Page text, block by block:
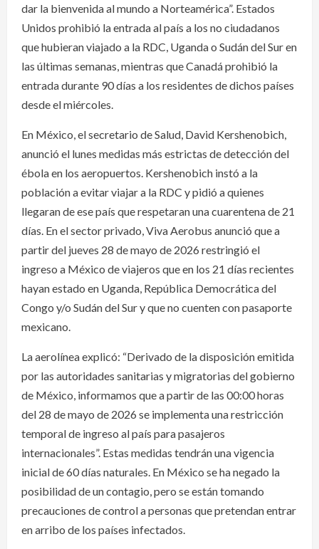
dar la bienvenida al mundo a Norteamérica”. Estados
Unidos prohibió la entrada al país a los no ciudadanos
que hubieran viajado a la RDC, Uganda o Sudán del Sur en
las últimas semanas, mientras que Canadá prohibió la
entrada durante 90 días a los residentes de dichos países
desde el miércoles.
En México, el secretario de Salud, David Kershenobich,
anunció el lunes medidas más estrictas de detección del
ébola en los aeropuertos. Kershenobich instó a la
población a evitar viajar a la RDC y pidió a quienes
llegaran de ese país que respetaran una cuarentena de 21
días. En el sector privado, Viva Aerobus anunció que a
partir del jueves 28 de mayo de 2026 restringió el
ingreso a México de viajeros que en los 21 días recientes
hayan estado en Uganda, República Democrática del
Congo y/o Sudán del Sur y que no cuenten con pasaporte
mexicano.
La aerolínea explicó: “Derivado de la disposición emitida
por las autoridades sanitarias y migratorias del gobierno
de México, informamos que a partir de las 00:00 horas
del 28 de mayo de 2026 se implementa una restricción
temporal de ingreso al país para pasajeros
internacionales”. Estas medidas tendrán una vigencia
inicial de 60 días naturales. En México se ha negado la
posibilidad de un contagio, pero se están tomando
precauciones de control a personas que pretendan entrar
en arribo de los países infectados.